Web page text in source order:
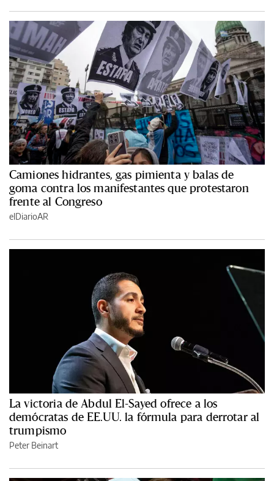
Camiones hidrantes, gas pimienta y balas de
goma contra los manifestantes que protestaron
frente al Congreso
elDiarioAR
La victoria de Abdul El-Sayed ofrece a los
demócratas de EE.UU. la fórmula para derrotar al
trumpismo
Peter Beinart